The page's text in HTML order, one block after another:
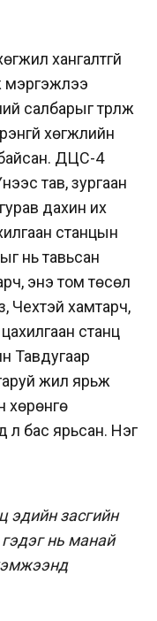
хангалтгүй
мэргэжлээ
салбарыг түрүүлж
хөгжлийн
ДЦС-4
тав, зургаан
дахин их
станцын
нь тавьсан
энэ том төсөл
Чехтэй хамтарч,
станц
Тавдугаар
жил ярьж
хөрөнгө
л бас ярьсан. Нэг
эдийн засгийн
нь манай